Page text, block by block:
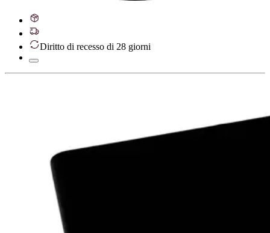
Diritto di recesso di 28 giorni